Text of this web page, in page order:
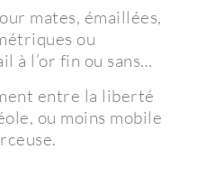
mates, émaillées,
ou
à l’or fin ou sans…
entre la liberté
ou moins mobile